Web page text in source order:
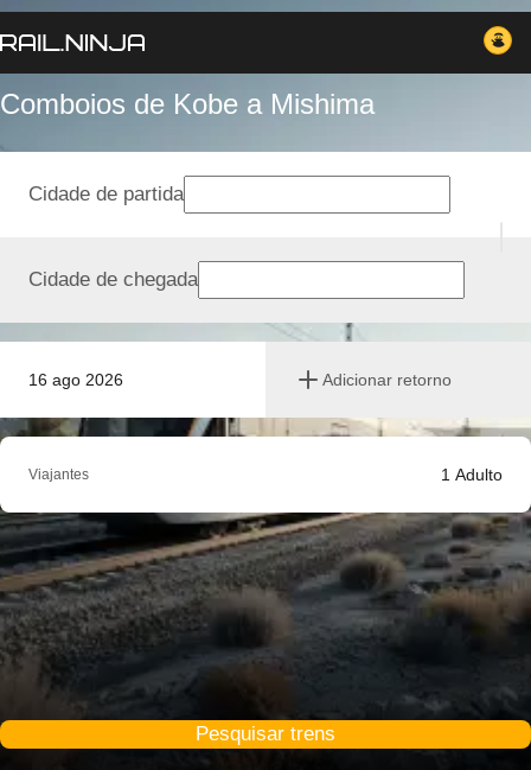
Comboios de Kobe a Mishima
16 ago 2026 Adicionar retorno
Cidade de partida
Cidade de chegada
Viajantes 1 Adulto
Pesquisar trens